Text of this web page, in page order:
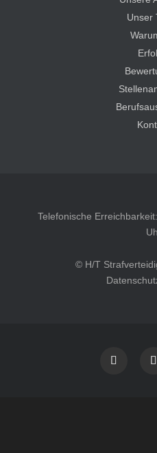
Unser
Telefonische
© H/T